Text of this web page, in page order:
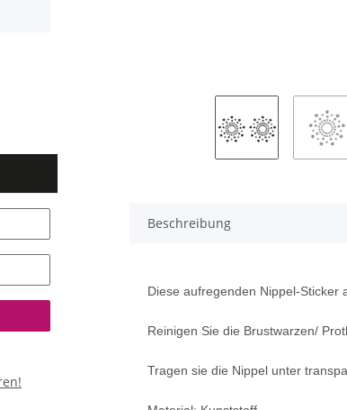
Beschreibung
Diese aufregenden Nippel-Sticker
Reinigen Sie die Brustwarzen/
Tragen sie die Nippel unter